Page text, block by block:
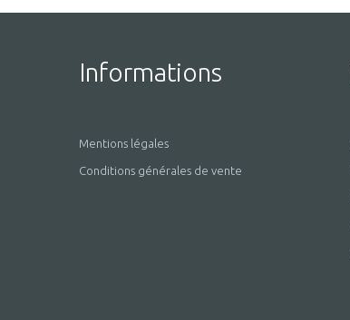
Informations
Mentions légales
Conditions générales de vente